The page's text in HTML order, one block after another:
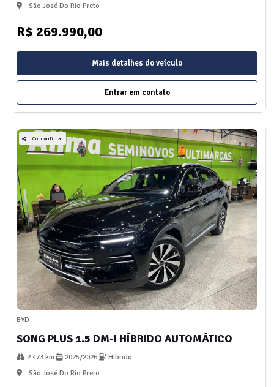
São José Do Rio Preto
R$ 269.990,00
Mais detalhes do veículo
Entrar em contato
Compartilhar
BYD
SONG PLUS 1.5 DM-I HÍBRIDO AUTOMÁTICO
2.473 km 2025/2026
Hibrido
São José Do Rio Preto